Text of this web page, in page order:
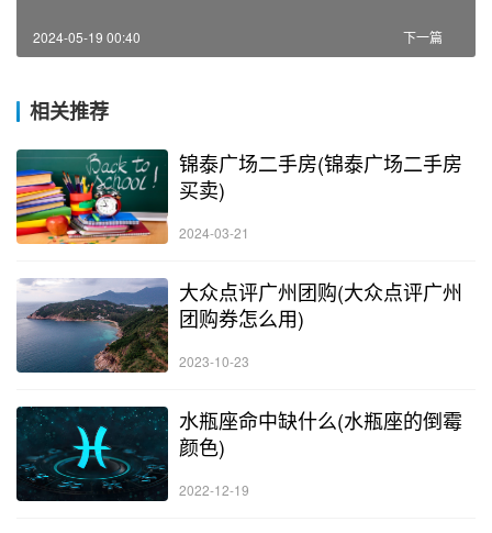
下一篇
2024-05-19 00:40
相关推荐
锦泰广场二手房(锦泰广场二手房
买卖)
2024-03-21
大众点评广州团购(大众点评广州
团购券怎么用)
2023-10-23
水瓶座命中缺什么(水瓶座的倒霉
颜色)
2022-12-19